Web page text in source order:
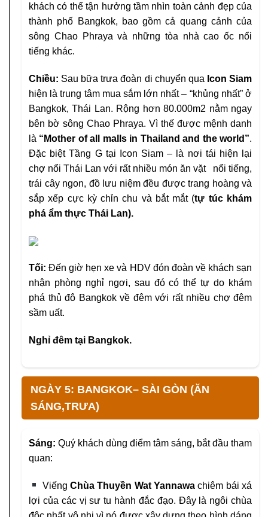
khách có thể tận hưởng tầm nhìn toàn cảnh đẹp của
thành phố Bangkok, bao gồm cả quang cảnh của
sông Chao Phraya và những tòa nhà cao ốc nổi
tiếng khác.
Chiều: Sau bữa trưa đoàn di chuyển qua Icon Siam
hiện làtrung tâm mua sắm lớn nhất – “khủng nhất” ở
Bangkok,Thái Lan. Rộng hơn 80.000m2 nằm ngay
bên bờ sông Chao Phraya. Vì thế được mệnh danh
là “Mother of all malls in Thailand and the world”.
Đặc biệt Tầng G tại Icon Siam – là nơi tái hiện lại
chợ nổi Thái Lan với rất nhiều món ăn vặt nổi tiếng,
trái cây ngon, đồ lưu niệm đều được trang hoàng và
sắp xếp cực kỳ chỉn chu và bắt mắt (tự túc khám
phá ẩm thực Thái Lan).
Tối:Đến giờ hẹn xe và HDV đón đoàn về khách sạn
nhận phòng nghỉ ngơi, sau đó có thể tự do khám
phá thủ đô Bangkok về đêm với rất nhiều chợ đêm
sầm uất.
Nghỉ đêm tại Bangkok.
NGÀY 5: BANGKOK– SÀI GÒN (ĂN
SÁNG,TRƯA)
Sáng: Quý khách dùng điểm tâm sáng, bắt đầu tham
quan:
Viếng Chùa Thuyền Wat Yannawachiêm bái xá
lợi của các vị sư tu hành đắc đạo. Đây là ngôi chùa